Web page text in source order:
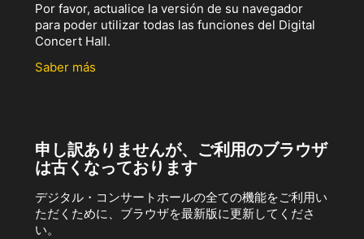
Por favor, actualice la versión de su navegador
para poder utilizar todas las funciones del Digital
Concert Hall.
Saber más
申し訳ありませんが、ご利用のブラウザ
は古くなっております
デジタル・コンサートホールの全ての機能をご利用い
ただくために、ブラウザを最新版に更新してくださ
い。